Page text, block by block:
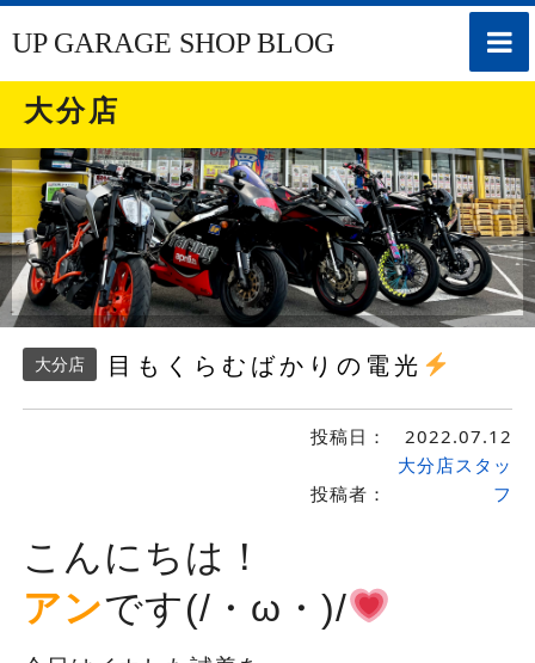
toggle
UP GARAGE SHOP BLOG
大分店
大分店 目もくらむばかりの電光
投稿日： 2022.07.12
投稿者：
大分店スタッ
フ
こんにちは！
アンです(/・ω・)/